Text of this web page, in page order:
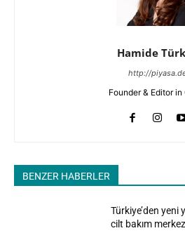
Hamide
http://
Founder & Editor in
BENZER HABERLER
Türkiye’den yeni
cilt bakım